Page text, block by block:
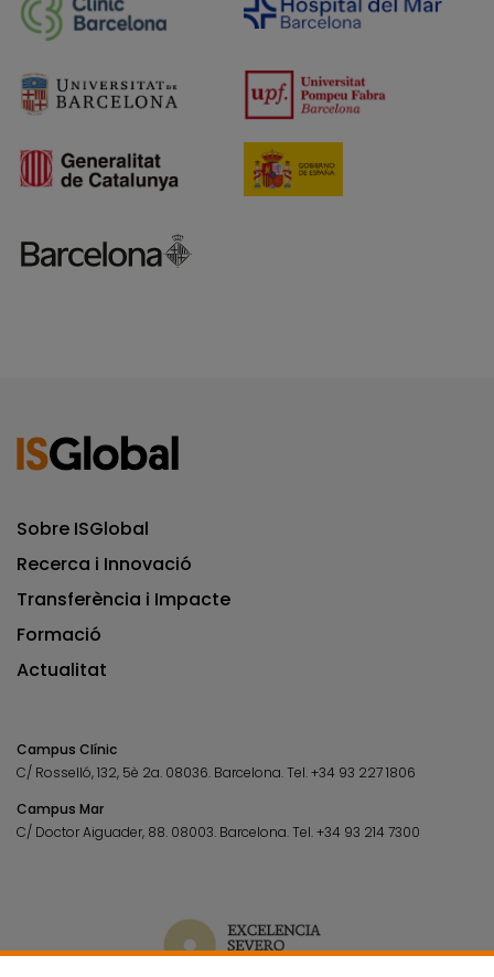
Sobre ISGlobal
Recerca i Innovació
Transferència i Impacte
Formació
Actualitat
Campus Clínic
C/ Rosselló, 132, 5è 2a. 08036. Barcelona.Tel.+34 93 227 1806
Campus Mar
C/ Doctor Aiguader, 88. 08003. Barcelona.Tel.+34 93 214 7300